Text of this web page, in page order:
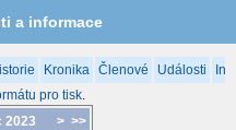
a informace
Kronika Členové Události
pro tisk.
> >>
2023